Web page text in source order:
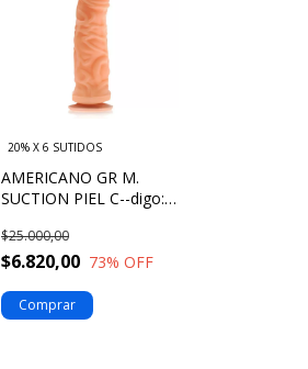
AMERICANO GR M.
SUCTION PIEL C--digo:
$6.820,00
$25.000,00
73% OFF
20% X 6 SUTIDOS